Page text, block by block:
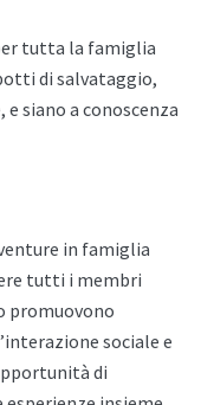
tutta la famiglia
di salvataggio,
siano a conoscenza
in famiglia
tutti i membri
promuovono
sociale e
di